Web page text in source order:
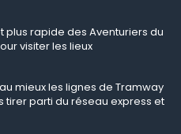
rapide des Aventuriers du
visiter les lieux
mieux les lignes de Tramway
tirer parti du réseau express et